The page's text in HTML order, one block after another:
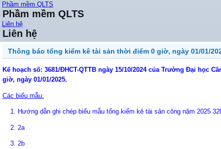
Phầm mềm QLTS
Phầm mềm QLTS
Liên hệ
Liên hệ
Thông báo tổng kiểm kê tài sản thời điểm 0 giờ, ngày 01/01/
Kế hoạch số: 3681/ĐHCT-QTTB ngày 15/10/2024 của Trường Đại học
giờ, ngày 01/01/2025.
Các biểu mẫu:
1. Hướng dẫn ghi chép biểu mẫu tổng kiểm kê tài sản công năm 2025
2. 2a
3. 2b